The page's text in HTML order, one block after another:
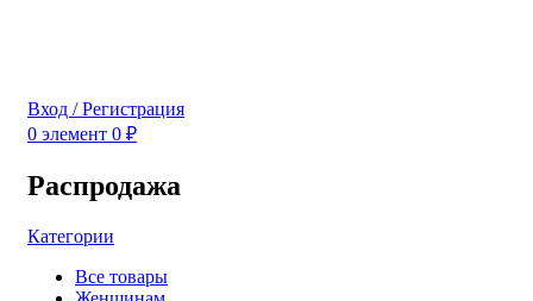
Вход / Регистрация
0 элемент 0 ₽
Распродажа
Категории
Все товары